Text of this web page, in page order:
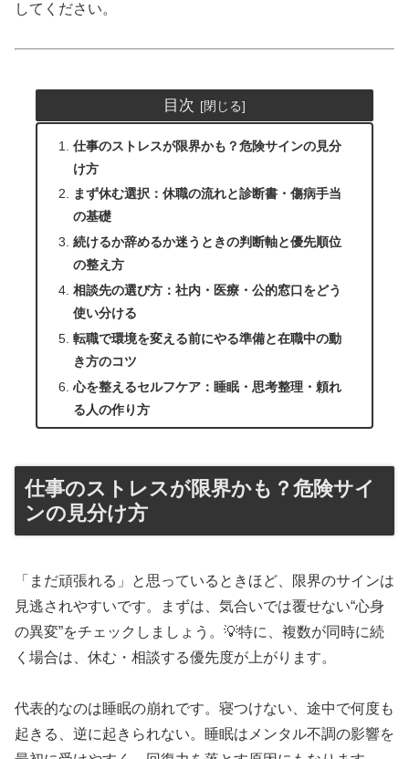
してください。
目次
仕事のストレスが限界かも？危険サインの見分
け方
まず休む選択：休職の流れと診断書・傷病手当
の基礎
続けるか辞めるか迷うときの判断軸と優先順位
の整え方
相談先の選び方：社内・医療・公的窓口をどう
使い分ける
転職で環境を変える前にやる準備と在職中の動
き方のコツ
心を整えるセルフケア：睡眠・思考整理・頼れ
る人の作り方
仕事のストレスが限界かも？危険サイ
ンの見分け方
「まだ頑張れる」と思っているときほど、限界のサインは
見逃されやすいです。まずは、気合いでは覆せない“心身
の異変”をチェックしましょう。💡特に、複数が同時に続
く場合は、休む・相談する優先度が上がります。
代表的なのは睡眠の崩れです。寝つけない、途中で何度も
起きる、逆に起きられない。睡眠はメンタル不調の影響を